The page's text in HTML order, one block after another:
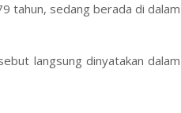
tahun, sedang berada di dalam
langsung dinyatakan dalam